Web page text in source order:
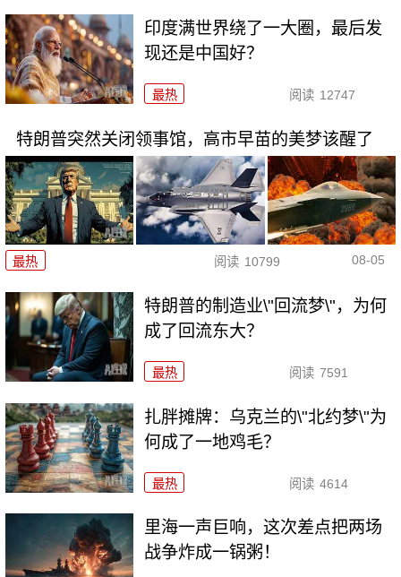
印度满世界绕了一大圈，最后发
现还是中国好？
最热 阅读 12747
特朗普突然关闭领事馆，高市早苗的美梦该醒了
最热 阅读 10799 08-05
特朗普的制造业\"回流梦\"，为何
成了回流东大？
最热 阅读 7591
扎胖摊牌：乌克兰的\"北约梦\"为
何成了一地鸡毛？
最热 阅读 4614
里海一声巨响，这次差点把两场
战争炸成一锅粥！